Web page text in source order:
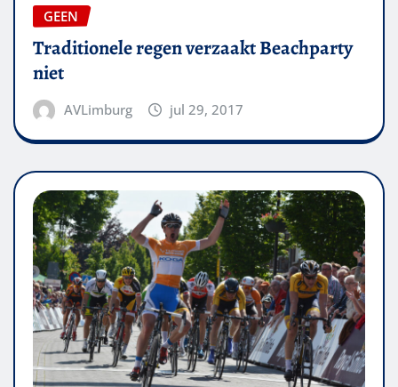
GEEN
Traditionele regen verzaakt Beachparty
niet
AVLimburg jul 29, 2017